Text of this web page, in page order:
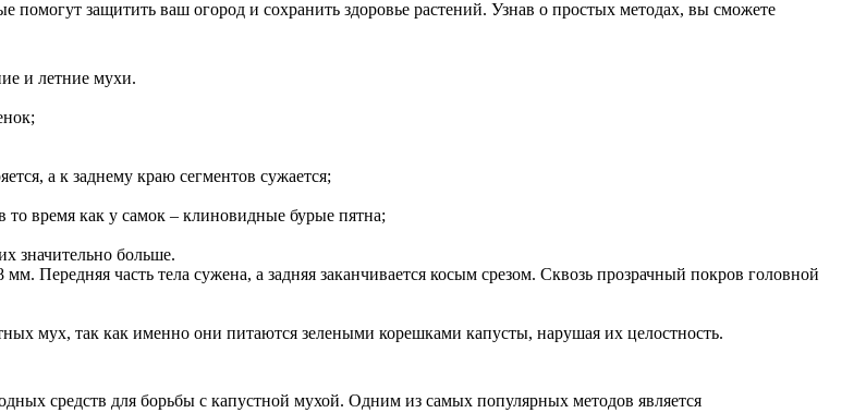
помогут защитить ваш огород и сохранить здоровье растений. Узнав о простых методах, вы сможете
и летние мухи.
а к заднему краю сегментов сужается;
то время как у самок – клиновидные бурые пятна;
значительно больше.
Передняя часть тела сужена, а задняя заканчивается косым срезом. Сквозь прозрачный покров головной
мух, так как именно они питаются зелеными корешками капусты, нарушая их целостность.
средств для борьбы с капустной мухой. Одним из самых популярных методов является